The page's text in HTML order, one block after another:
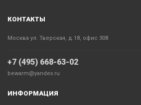
КОНТАКТЫ
Москва ул. Тверская, д.18, офис 308
+7 (495) 668-63-02
bewarm@yandex.ru
ИНФОРМАЦИЯ